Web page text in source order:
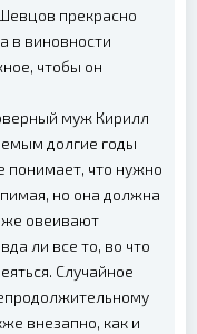
прекрасно
в виновности
чтобы он
муж Кирилл
долгие годы
понимает, что нужно
но она должна
овеивают
ли все то, во что
Случайное
внезапно, как и